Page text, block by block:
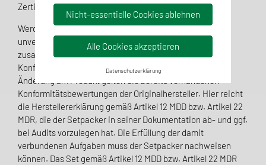
Zertifizierung durch eine benannte Stelle.
Werden bereits konformitätsbewertete Medizinprodukte
unverändert ohne Änderung ihrer Zweck­bestimmung
zusammen verpackt, braucht dafür keine erneute
Konformitätserklärung abgegeben zu werden. Ohne jede
Änderung am Produkt gelten die bereits vorhandenen
Konformitätsbe­wer­tungen der Originalhersteller. Hier reicht
die Herstellererklärung gemäß Artikel 12 MDD bzw. Artikel 22
MDR, die der Setpacker in seiner Dokumentation ab- und ggf.
bei Audits vorzulegen hat. Die Erfüllung der damit
verbundenen Aufgaben muss der Setpacker nachweisen
können. Das Set gemäß Artikel 12 MDD bzw. Artikel 22 MDR
Nicht-essentielle Cookies ablehnen
Alle Cookies akzeptieren
Datenschutzerklärung